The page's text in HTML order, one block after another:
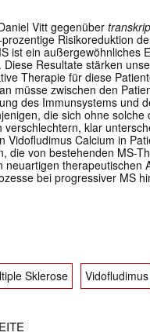
Vitt gegenüber
Risikoreduktion
ist ein außergewöhnliches
Resultate stärken
Therapie für diese
müsse zwischen den
des Immunsystems und
die sich ohne
verschlechtern, klar
Vidofludimus Calcium in
die von bestehenden MS-
neuartigen therapeutischen
bei progressiver MS
Sklerose Vidofludimus